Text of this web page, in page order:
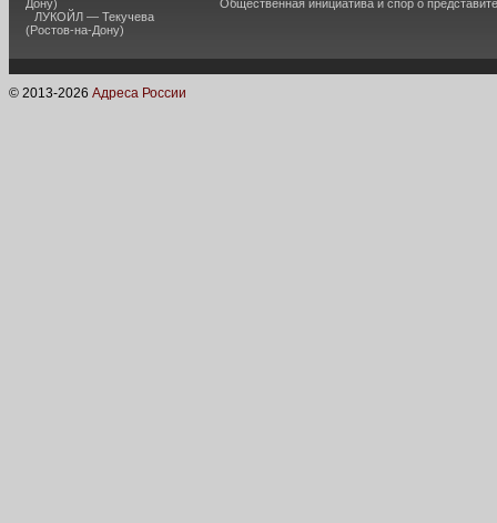
Дону)
ЛУКОЙЛ — Текучева
(Ростов-на-Дону)
Общественная инициатива и спор о
© 2013-2026 Адреса России